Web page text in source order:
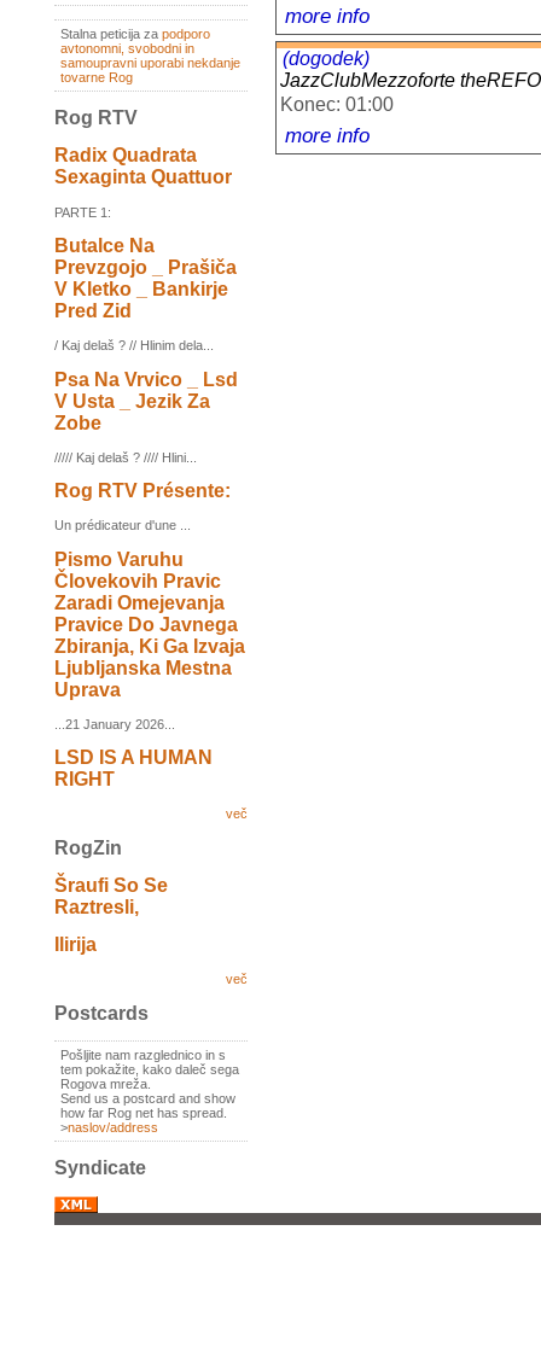
Stalna peticija za podporo
avtonomni, svobodni in
samoupravni uporabi nekdanje
tovarne Rog
Rog RTV
Radix Quadrata
Sexaginta Quattuor
PARTE 1:
Butalce Na
Prevzgojo _ Prašiča
V Kletko _ Bankirje
Pred Zid
/ Kaj delaš ? // Hlinim dela...
Psa Na Vrvico _ Lsd
V Usta _ Jezik Za
Zobe
///// Kaj delaš ? //// Hlini...
Rog RTV Présente:
Un prédicateur d'une ...
Pismo Varuhu
Človekovih Pravic
Zaradi Omejevanja
Pravice Do Javnega
Zbiranja, Ki Ga Izvaja
Ljubljanska Mestna
Uprava
...21 January 2026...
LSD IS A HUMAN
RIGHT
več
RogZin
Šraufi So Se
Raztresli,
Ilirija
več
Postcards
Pošljite nam razglednico in s
tem pokažite, kako daleč sega
Rogova mreža.
Send us a postcard and show
how far Rog net has spread.
>naslov/address
Syndicate
more info
(dogodek)
JazzClubMezzoforte
Konec: 01:00
more info